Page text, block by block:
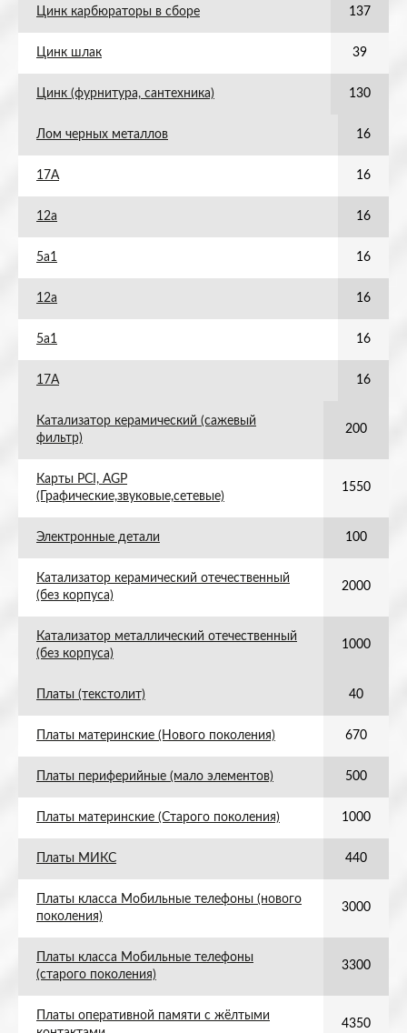
Цинк карбюраторы в сборе 137
Цинк шлак 39
Цинк (фурнитура, сантехника) 130
Лом черных металлов 16
17А 16
12а 16
5а1 16
12а 16
5а1 16
17А 16
Катализатор керамический (сажевый
фильтр)
200
Карты PCI, AGP
(Графические,звуковые,сетевые)
1550
Электронные детали 100
Катализатор керамический отечественный
(без корпуса)
2000
Катализатор металлический отечественный
(без корпуса)
1000
Платы (текстолит) 40
Платы материнские (Нового поколения) 670
Платы периферийные (мало элементов) 500
Платы материнские (Старого поколения) 1000
Платы МИКС 440
Платы класса Мобильные телефоны (нового
поколения)
3000
Платы класса Мобильные телефоны
(старого поколения)
3300
Платы оперативной памяти с жёлтыми
4350